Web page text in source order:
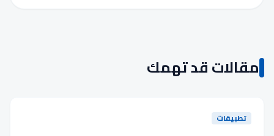
مقالات قد تهمك
تطبيقات